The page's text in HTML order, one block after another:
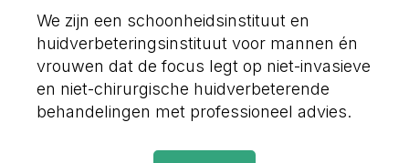
We zijn een schoonheidsinstituut en
huidverbeteringsinstituut voor mannen én
vrouwen dat de focus legt op niet-invasieve
en niet-chirurgische huidverbeterende
behandelingen met professioneel advies.